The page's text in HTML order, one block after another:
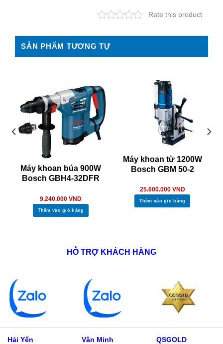
Rate this product
SẢN PHẨM TƯƠNG TỰ
Máy khoan búa 900W
Bosch GBH4-32DFR
9.240.000 VND
Thêm vào giỏ hàng
Máy khoan từ 1200W
Bosch GBM 50-2
25.600.000 VND
Thêm vào giỏ hàng
HỖ TRỢ KHÁCH HÀNG
Hải Yến
Văn Minh
QSGOLD